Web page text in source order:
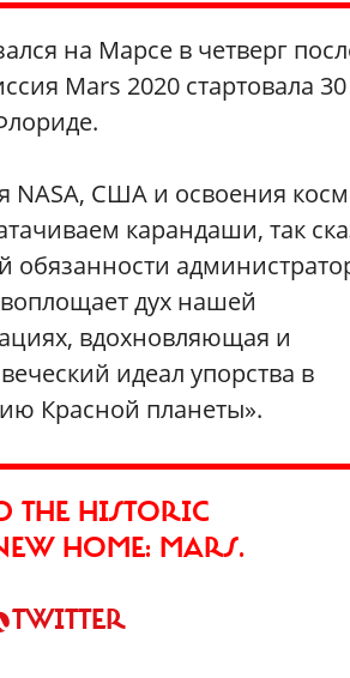
на Марсе в четверг
Mars 2020 стартовала 30
NASA, США и освоения
карандаши, так
дух нашей
вдохновляющая и
идеал упорства в
Красной планеты».
THE HISTORIC
HOME: MARS.